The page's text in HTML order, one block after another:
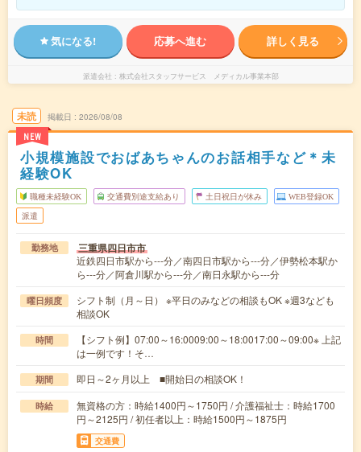
気になる! 応募へ進む 詳しく見る
派遣会社 株式会社スタッフサービス メディカル事業本部
未読
NEW
掲載日 2026/08/08
小規模施設でおばあちゃんのお話相手など＊未
経験OK
職種未経験OK 交通費別途支給あり 土日祝日が休み WEB登録OK
派遣
勤務地 三重県四日市市
近鉄四日市駅から---分／南四日市駅から---分／伊勢松本駅か
ら---分／阿倉川駅から---分／南日永駅から---分
曜日頻度
シフト制（月～日） ※平日のみなどの相談もOK ※週3なども
相談OK
時間
【シフト例】07:00～16:0009:00～18:0017:00～09:00※ 上記
は一例です！そ…
期間 即日～2ヶ月以上 ■開始日の相談OK！
時給
無資格の方：時給1400円～1750円 / 介護福祉士：時給1700
円～2125円 / 初任者以上：時給1500円～1875円
交通費